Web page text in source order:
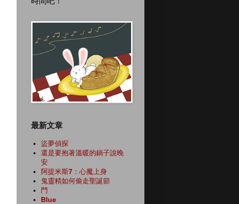
最新文章
盜夢偵探
還是要抱著溫暖的鍋子說晚
安
阿提米斯7：心魔上身
鬼靈精如何偷走聖誕節
門
Blue